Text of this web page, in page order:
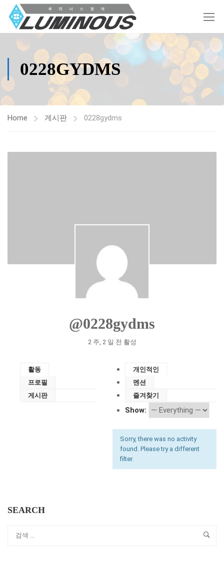
0228GYDMS
Home 게시판 0228gydms
@0228gydms
2 주, 2 일 전 활성
활동
프로필
게시판
개인적인
멘션
즐겨찾기
Show:
Sorry, there was no activity
found. Please try a different
filter.
SEARCH